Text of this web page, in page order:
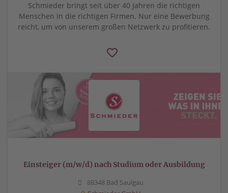
Schmieder bringt seit über 40 Jahren die richtigen
Menschen in die richtigen Firmen. Nur eine Bewerbung
reicht, um von unserem großen Netzwerk zu profitieren.
Einsteiger (m/w/d) nach Studium oder Ausbildung
88348 Bad Saulgau